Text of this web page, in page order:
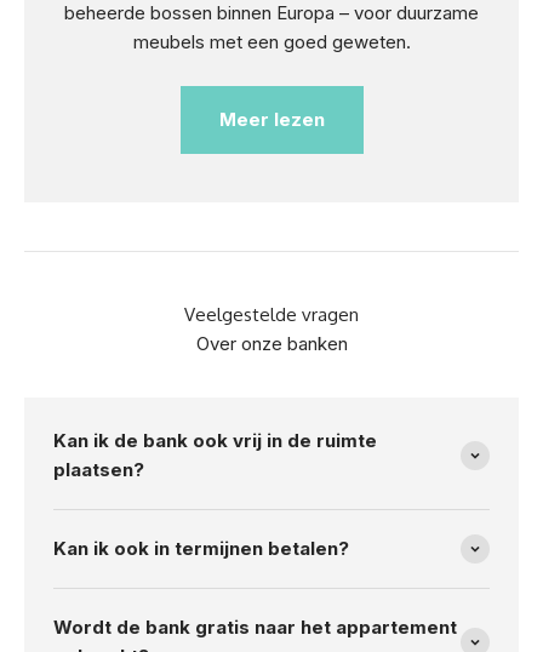
beheerde bossen binnen Europa – voor duurzame
meubels met een goed geweten.
Meer lezen
Veelgestelde vragen
Over onze banken
Kan ik de bank ook vrij in de ruimte
plaatsen?
Kan ik ook in termijnen betalen?
Wordt de bank gratis naar het appartement